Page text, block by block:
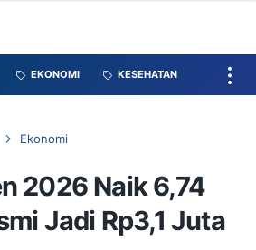
EKONOMI KESEHATAN
Ekonomi
2026 Naik 6,74
Jadi Rp3,1 Juta